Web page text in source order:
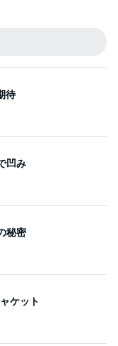
待
凹み
秘密
ケット